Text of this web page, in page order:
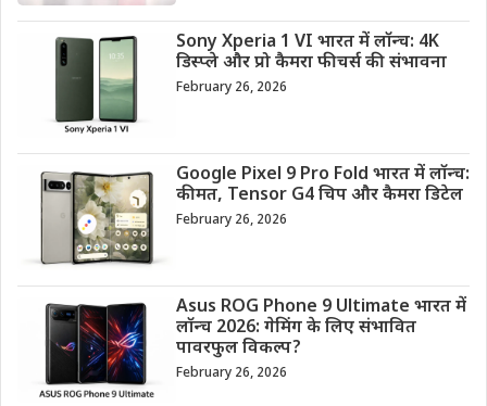
Sony Xperia 1 VI भारत में लॉन्च: 4K
डिस्प्ले और प्रो कैमरा फीचर्स की संभावना
February 26, 2026
Google Pixel 9 Pro Fold भारत में लॉन्च:
कीमत, Tensor G4 चिप और कैमरा डिटेल
February 26, 2026
Asus ROG Phone 9 Ultimate भारत में
लॉन्च 2026: गेमिंग के लिए संभावित
पावरफुल विकल्प?
February 26, 2026